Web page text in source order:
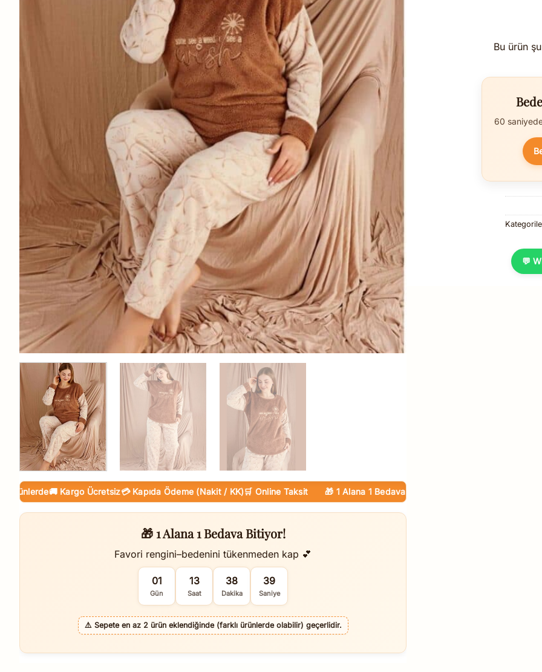
🚚 Kargo Ücretsiz💳 Kapıda Ödeme (Nakit / KK)🛒 Online Taksit 🎁 1 Alana 1 Bedava — Tüm Ürünlerde
🎁 1 Alana 1 Bedava Bitiyor!
Favori rengini–bedenini tükenmeden kap 💕
01
Gün
13
Saat
38
Dakika
37
Saniye
⚠️ Sepete en az 2 ürün eklendiğinde (farklı ürünlerde olabilir) geçerlidir.
Bu ürün
60
💬